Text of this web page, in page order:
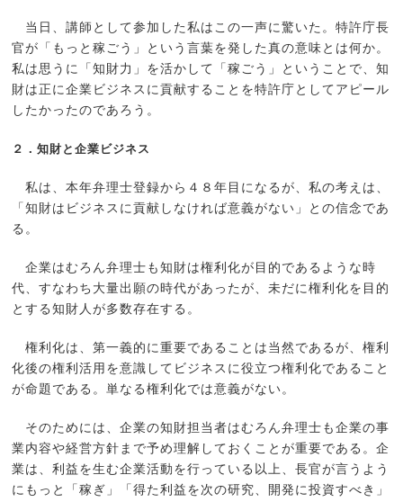
当日、講師として参加した私はこの一声に驚いた。特許庁長
官が「もっと稼ごう」という言葉を発した真の意味とは何か。
私は思うに「知財力」を活かして「稼ごう」ということで、知
財は正に企業ビジネスに貢献することを特許庁としてアピール
したかったのであろう。
２．知財と企業ビジネス
私は、本年弁理士登録から４８年目になるが、私の考えは、
「知財はビジネスに貢献しなければ意義がない」との信念であ
る。
企業はむろん弁理士も知財は権利化が目的であるような時
代、すなわち大量出願の時代があったが、未だに権利化を目的
とする知財人が多数存在する。
権利化は、第一義的に重要であることは当然であるが、権利
化後の権利活用を意識してビジネスに役立つ権利化であること
が命題である。単なる権利化では意義がない。
そのためには、企業の知財担当者はむろん弁理士も企業の事
業内容や経営方針まで予め理解しておくことが重要である。企
業は、利益を生む企業活動を行っている以上、長官が言うよう
にもっと「稼ぎ」「得た利益を次の研究、開発に投資すべき」